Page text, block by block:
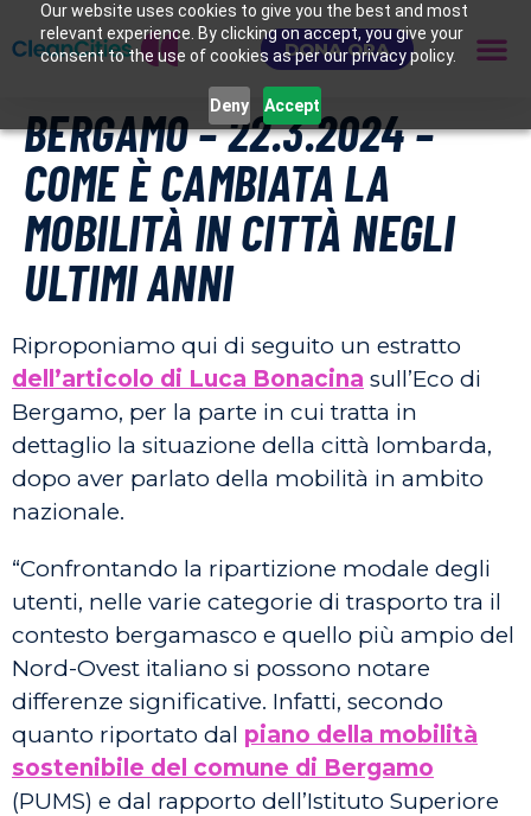
Our website uses cookies to give you the best and most
relevant experience. By clicking on accept, you give your
consent to the use of cookies as per our privacy policy.
Deny Accept
DONA ORA
BERGAMO – 22.3.2024 –
COME È CAMBIATA LA
MOBILITÀ IN CITTÀ NEGLI
ULTIMI ANNI
Riproponiamo qui di seguito un estratto
dell’articolo di Luca Bonacina sull’Eco di
Bergamo, per la parte in cui tratta in
dettaglio la situazione della città lombarda,
dopo aver parlato della mobilità in ambito
nazionale.
“Confrontando la ripartizione modale degli
utenti, nelle varie categorie di trasporto tra il
contesto bergamasco e quello più ampio del
Nord-Ovest italiano si possono notare
differenze significative. Infatti, secondo
quanto riportato dal piano della mobilità
sostenibile del comune di Bergamo
(PUMS) e dal rapporto dell’Istituto Superiore